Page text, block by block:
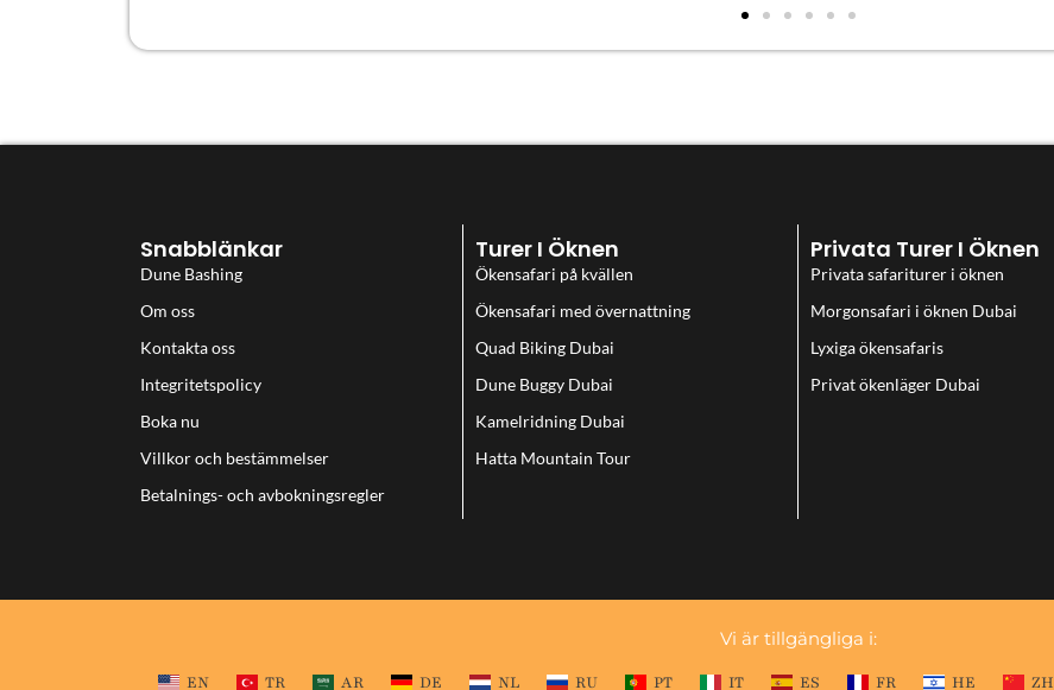
Snabblänkar
Dune Bashing
Om oss
Kontakta oss
Integritetspolicy
Boka nu
Villkor och bestämmelser
Betalnings- och avbokningsregler
Turer I Öknen
Ökensafari på kvällen
Ökensafari med övernattning
Quad Biking Dubai
Dune Buggy Dubai
Kamelridning Dubai
Hatta Mountain Tour
Privata Turer I Öknen
Privata safariturer i öknen
Morgonsafari i öknen Dubai
Lyxiga ökensafaris
Privat ökenläger Dubai
Vi är tillgängliga i:
EN TR AR DE NL RU PT IT ES FR HE ZH